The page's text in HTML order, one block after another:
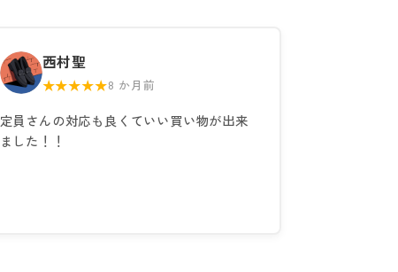
西村聖
★★★★★8 か月前
定員さんの対応も良くていい買い物が出来
ました！！